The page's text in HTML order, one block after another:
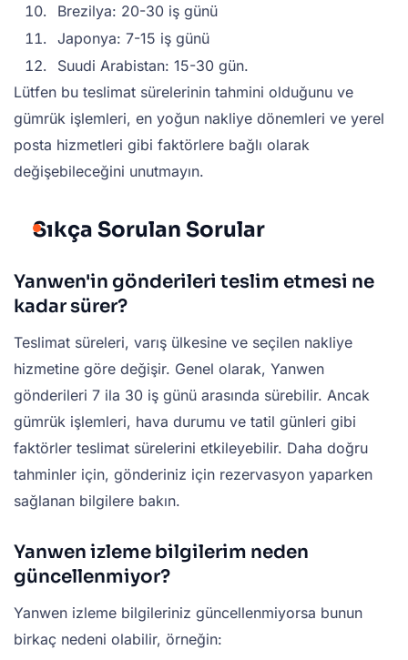
Brezilya: 20-30 iş günü
Japonya: 7-15 iş günü
Suudi Arabistan: 15-30 gün.
Lütfen bu teslimat sürelerinin tahmini olduğunu ve
gümrük işlemleri, en yoğun nakliye dönemleri ve yerel
posta hizmetleri gibi faktörlere bağlı olarak
değişebileceğini unutmayın.
Sıkça Sorulan Sorular
Yanwen'in gönderileri teslim etmesi ne
kadar sürer?
Teslimat süreleri, varış ülkesine ve seçilen nakliye
hizmetine göre değişir. Genel olarak, Yanwen
gönderileri 7 ila 30 iş günü arasında sürebilir. Ancak
gümrük işlemleri, hava durumu ve tatil günleri gibi
faktörler teslimat sürelerini etkileyebilir. Daha doğru
tahminler için, gönderiniz için rezervasyon yaparken
sağlanan bilgilere bakın.
Yanwen izleme bilgilerim neden
güncellenmiyor?
Yanwen izleme bilgileriniz güncellenmiyorsa bunun
birkaç nedeni olabilir, örneğin: